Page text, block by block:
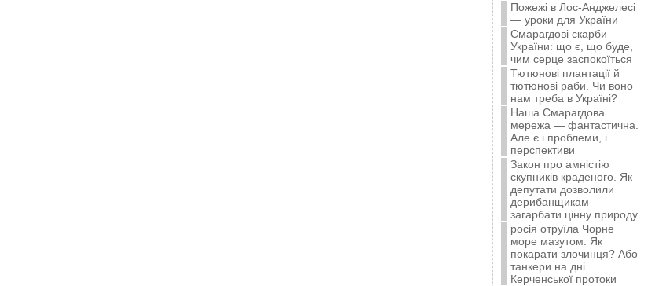
Пожежі в Лос-Анджелесі
— уроки для України
Смарагдові скарби
України: що є, що буде,
чим серце заспокоїться
Тютюнові плантації й
тютюнові раби. Чи воно
нам треба в Україні?
Наша Смарагдова
мережа — фантастична.
Але є і проблеми, і
перспективи
Закон про амністію
скупників краденого. Як
депутати дозволили
дерибанщикам
загарбати цінну природу
росія отруїла Чорне
море мазутом. Як
покарати злочинця? Або
танкери на дні
Керченської протоки